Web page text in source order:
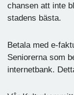
chansen att inte
stadens bästa.
Betala med e-
Seniorerna som
internetbank.